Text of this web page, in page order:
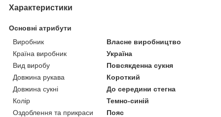
Характеристики
Основні атрибути
Виробник
Власне виробництво
Країна виробник
Україна
Вид виробу
Повсякденна сукня
Довжина рукава
Короткий
Довжина сукні
До середини стегна
Колір
Темно-синій
Оздоблення та прикраси
Пояс